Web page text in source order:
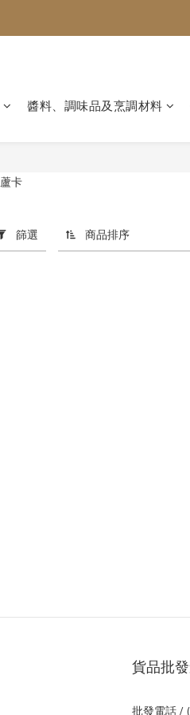
醬料、調味品及烹調材料
篩選 商品排序
貨品批
批發電話 /